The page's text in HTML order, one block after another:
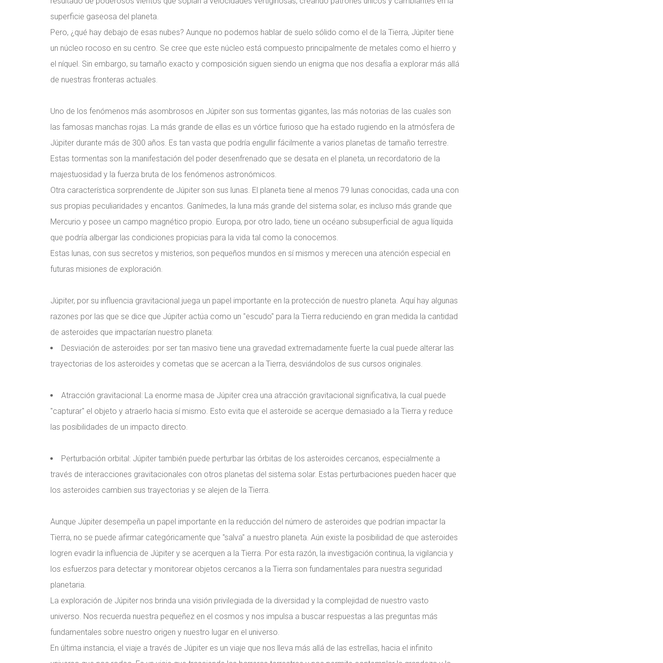
superficie gaseosa del planeta.
Pero, ¿qué hay debajo de esas nubes? Aunque no podemos hablar de suelo sólido como el de la Tierra, Júpiter tiene
un núcleo rocoso en su centro. Se cree que este núcleo está compuesto principalmente de metales como el hierro y
el níquel. Sin embargo, su tamaño exacto y composición siguen siendo un enigma que nos desafía a explorar más allá
de nuestras fronteras actuales.
Uno de los fenómenos más asombrosos en Júpiter son sus tormentas gigantes, las más notorias de las cuales son
las famosas manchas rojas. La más grande de ellas es un vórtice furioso que ha estado rugiendo en la atmósfera de
Júpiter durante más de 300 años. Es tan vasta que podría engullir fácilmente a varios planetas de tamaño terrestre.
Estas tormentas son la manifestación del poder desenfrenado que se desata en el planeta, un recordatorio de la
majestuosidad y la fuerza bruta de los fenómenos astronómicos.
Otra característica sorprendente de Júpiter son sus lunas. El planeta tiene al menos 79 lunas conocidas, cada una con
sus propias peculiaridades y encantos. Ganímedes, la luna más grande del sistema solar, es incluso más grande que
Mercurio y posee un campo magnético propio. Europa, por otro lado, tiene un océano subsuperficial de agua líquida
que podría albergar las condiciones propicias para la vida tal como la conocemos.
Estas lunas, con sus secretos y misterios, son pequeños mundos en sí mismos y merecen una atención especial en
futuras misiones de exploración.
Júpiter, por su influencia gravitacional juega un papel importante en la protección de nuestro planeta. Aquí hay algunas
razones por las que se dice que Júpiter actúa como un "escudo" para la Tierra reduciendo en gran medida la cantidad
de asteroides que impactarían nuestro planeta:
Desviación de asteroides: por ser tan masivo tiene una gravedad extremadamente fuerte la cual puede alterar las
trayectorias de los asteroides y cometas que se acercan a la Tierra, desviándolos de sus cursos originales.
Atracción gravitacional: La enorme masa de Júpiter crea una atracción gravitacional significativa, la cual puede
"capturar" el objeto y atraerlo hacia sí mismo. Esto evita que el asteroide se acerque demasiado a la Tierra y reduce
las posibilidades de un impacto directo.
Perturbación orbital: Júpiter también puede perturbar las órbitas de los asteroides cercanos, especialmente a
través de interacciones gravitacionales con otros planetas del sistema solar. Estas perturbaciones pueden hacer que
los asteroides cambien sus trayectorias y se alejen de la Tierra.
Aunque Júpiter desempeña un papel importante en la reducción del número de asteroides que podrían impactar la
Tierra, no se puede afirmar categóricamente que "salva" a nuestro planeta. Aún existe la posibilidad de que asteroides
logren evadir la influencia de Júpiter y se acerquen a la Tierra. Por esta razón, la investigación continua, la vigilancia y
los esfuerzos para detectar y monitorear objetos cercanos a la Tierra son fundamentales para nuestra seguridad
planetaria.
La exploración de Júpiter nos brinda una visión privilegiada de la diversidad y la complejidad de nuestro vasto
universo. Nos recuerda nuestra pequeñez en el cosmos y nos impulsa a buscar respuestas a las preguntas más
fundamentales sobre nuestro origen y nuestro lugar en el universo.
En última instancia, el viaje a través de Júpiter es un viaje que nos lleva más allá de las estrellas, hacia el infinito